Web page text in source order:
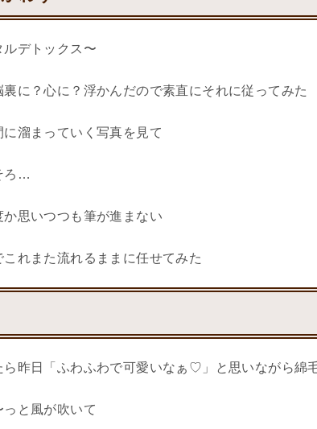
ルデトックス〜
裏に？心に？浮かんだので素直にそれに従ってみた
に溜まっていく写真を見て
ろ…
か思いつつも筆が進まない
これまた流れるままに任せてみた
ら昨日「ふわふわで可愛いなぁ♡」と思いながら綿
っと風が吹いて